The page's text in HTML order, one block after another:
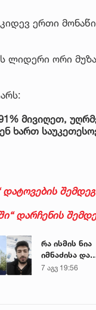
ერთი
ლიდერი ორი
მივიღეთ,
ხართ
დატოვების შემდეგ
დარჩენის
რა ისმის ნია
იმნაძისა და
მამამისის
7 აგვ 19:56